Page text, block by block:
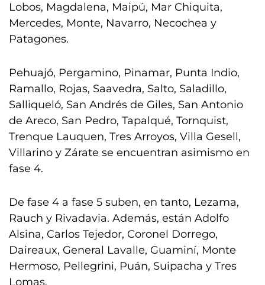
Lobos, Magdalena, Maipú, Mar Chiquita,
Mercedes, Monte, Navarro, Necochea y
Patagones.
Pehuajó, Pergamino, Pinamar, Punta Indio,
Ramallo, Rojas, Saavedra, Salto, Saladillo,
Salliqueló, San Andrés de Giles, San Antonio
de Areco, San Pedro, Tapalqué, Tornquist,
Trenque Lauquen, Tres Arroyos, Villa Gesell,
Villarino y Zárate se encuentran asimismo en
fase 4.
De fase 4 a fase 5 suben, en tanto, Lezama,
Rauch y Rivadavia. Además, están Adolfo
Alsina, Carlos Tejedor, Coronel Dorrego,
Daireaux, General Lavalle, Guaminí, Monte
Hermoso, Pellegrini, Puán, Suipacha y Tres
Lomas.